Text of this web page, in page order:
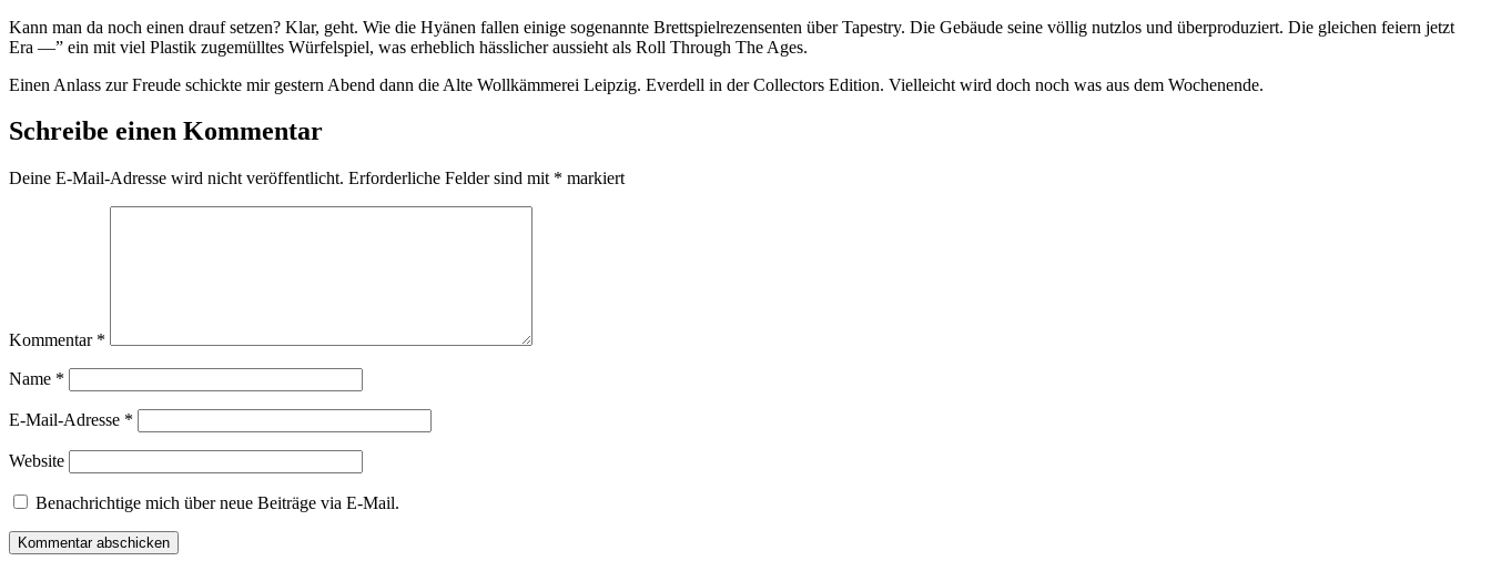
Kann man da noch einen drauf setzen? Klar, geht. Wie die Hyänen fallen einige sogenannte Brettspielrezensenten über Tapestry. Die Gebäude seine völlig nutzlos und überproduziert. Die gleichen feiern jetzt
Era —” ein mit viel Plastik zugemülltes Würfelspiel, was erheblich hässlicher aussieht als Roll Through The Ages.
Einen Anlass zur Freude schickte mir gestern Abend dann die Alte Wollkämmerei Leipzig. Everdell in der Collectors Edition. Vielleicht wird doch noch was aus dem Wochenende.
Schreibe einen Kommentar
Deine E-Mail-Adresse wird nicht veröffentlicht. Erforderliche Felder sind mit * markiert
Kommentar *
Name *
E-Mail-Adresse *
Website
Benachrichtige mich über neue Beiträge via E-Mail.